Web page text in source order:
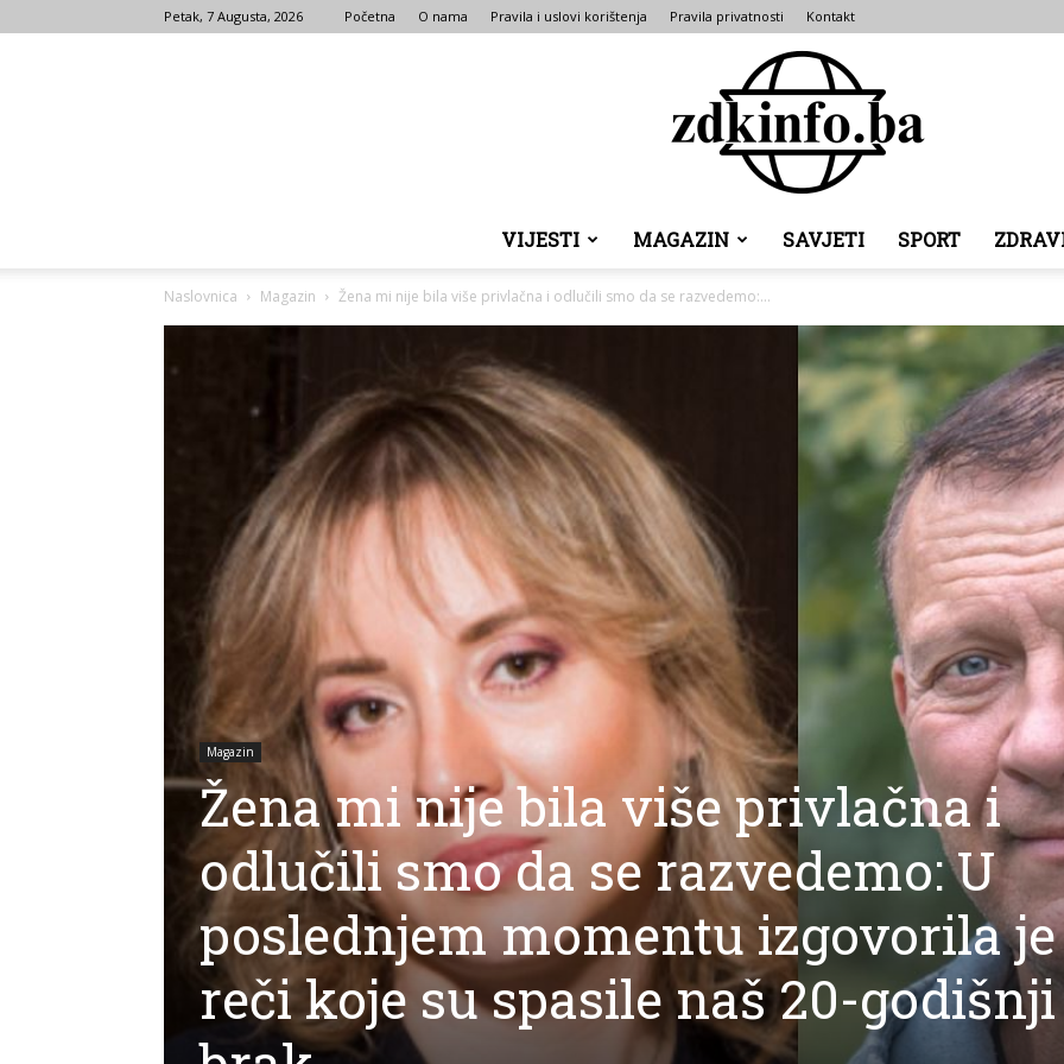
Petak, 7 Augusta, 2026 Početna O nama Pravila i uslovi korištenja Pravila privatnosti Kontakt
INFO
VIJESTI MAGAZIN SAVJETI SPORT
Naslovnica Magazin Žena mi nije bila više privlačna i odlučili smo da se razvedemo:...
Magazin
Žena mi nije bila više privlačna i
odlučili smo da se razvedemo: U
poslednjem momentu izgovorila
reči koje su spasile naš 20-godišnji